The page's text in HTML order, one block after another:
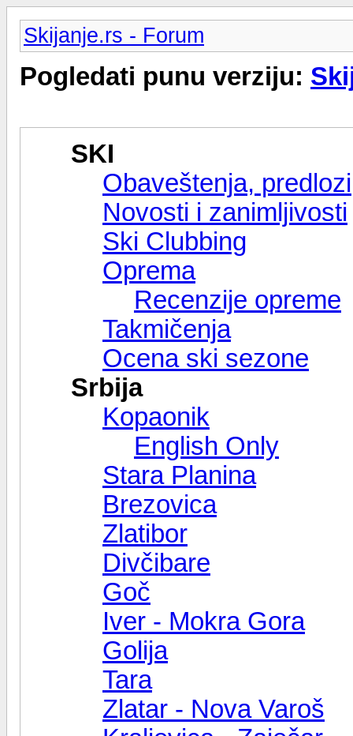
Skijanje.rs - Forum
Pogledati punu verziju:
SKI
Obaveštenja,
Novosti i zanimljivosti
Ski Clubbing
Oprema
Recenzije opreme
Takmičenja
Ocena ski sezone
Srbija
Kopaonik
English Only
Stara Planina
Brezovica
Zlatibor
Divčibare
Goč
Iver - Mokra Gora
Golija
Tara
Zlatar - Nova Varoš